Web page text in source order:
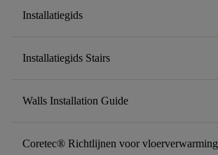
Installatiegids
Installatiegids Stairs
Walls Installation Guide
Coretec® Richtlijnen voor vloerverwarming